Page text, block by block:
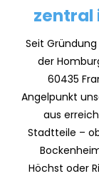
zentral
Seit
der
60435
Angelpunkt
aus
Stadtteile –
Höchst oder